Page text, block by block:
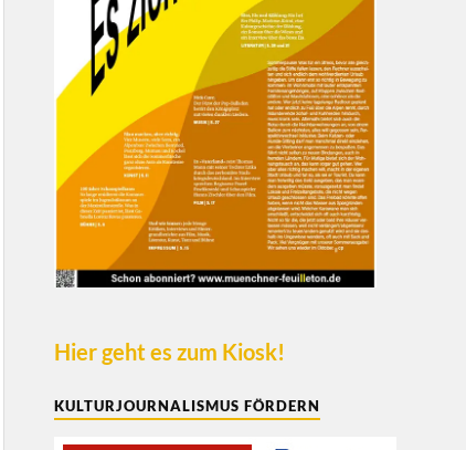
Hier geht es zum Kiosk!
KULTURJOURNALISMUS FÖRDERN